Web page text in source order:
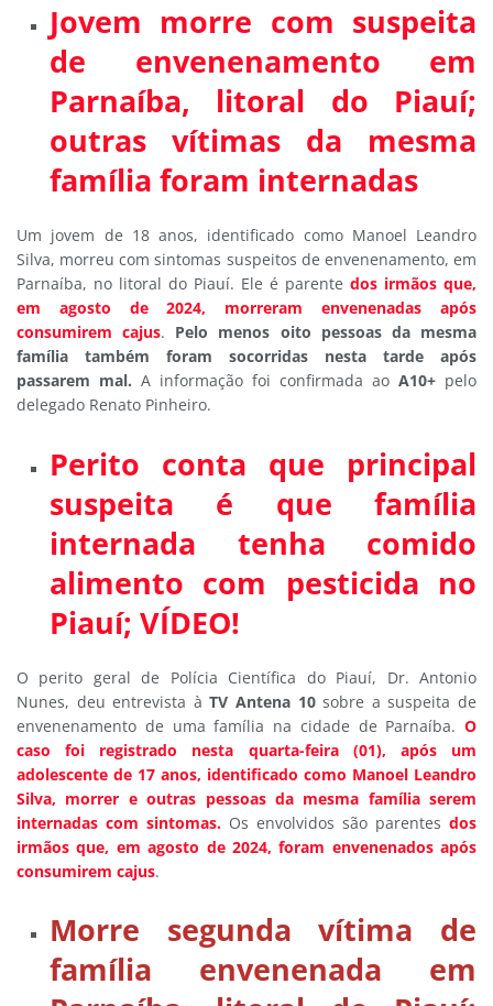
Jovem morre com suspeita
de envenenamento em
Parnaíba, litoral do Piauí;
outras vítimas da mesma
família foram internadas
Um jovem de 18 anos, identificado como Manoel Leandro
Silva, morreu com sintomas suspeitos de envenenamento, em
Parnaíba, no litoral do Piauí. Ele é parente dos irmãos que,
em agosto de 2024, morreram envenenadas após
consumirem cajus. Pelo menos oito pessoas da mesma
família também foram socorridas nesta tarde após
passarem mal. A informação foi confirmada ao A10+ pelo
delegado Renato Pinheiro.
Perito conta que principal
suspeita é que família
internada tenha comido
alimento com pesticida no
Piauí; VÍDEO!
O perito geral de Polícia Científica do Piauí, Dr. Antonio
Nunes, deu entrevista à TV Antena 10sobre a suspeita de
envenenamento de uma família na cidade de Parnaíba. O
caso foi registrado nesta quarta-feira (01), após um
adolescente de 17 anos, identificado como Manoel Leandro
Silva, morrer e outras pessoas da mesma família serem
internadas com sintomas. Os envolvidos são parentes dos
irmãos que, em agosto de 2024, foram envenenados após
consumirem cajus.
Morre segunda vítima de
família envenenada em